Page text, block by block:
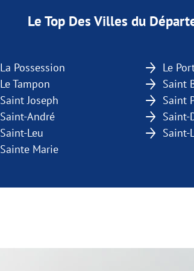
Le Top Des Villes du
La Possession
Le
Le Tampon
Saint
Saint Joseph
Saint
Saint-André
Saint-
Saint-Leu
Saint-
Sainte Marie